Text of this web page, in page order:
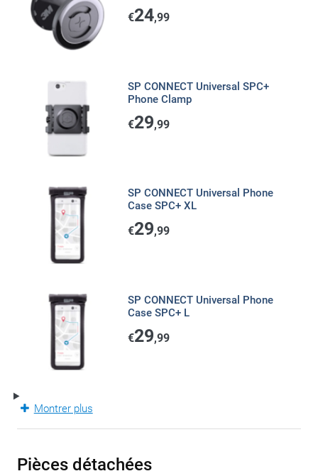
€24,99
SP CONNECT Universal SPC+
Phone Clamp
€29,99
SP CONNECT Universal Phone
Case SPC+ XL
€29,99
SP CONNECT Universal Phone
Case SPC+ L
€29,99
Montrer plus
Pièces détachées